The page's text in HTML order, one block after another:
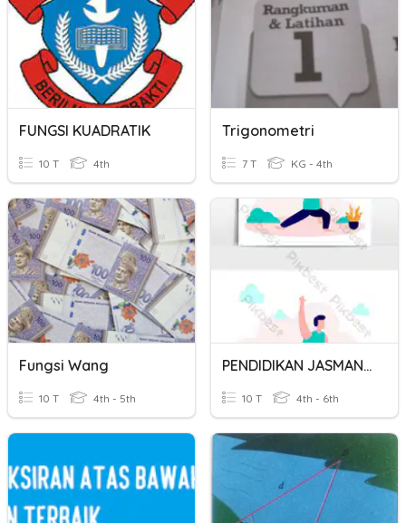
FUNGSI KUADRATIK
10 T 4th
Trigonometri
7 T KG - 4th
Fungsi Wang
10 T 4th - 5th
PENDIDIKAN JASMANI TAHUN 4 (Dunia Terbalik)
10 T 4th - 6th